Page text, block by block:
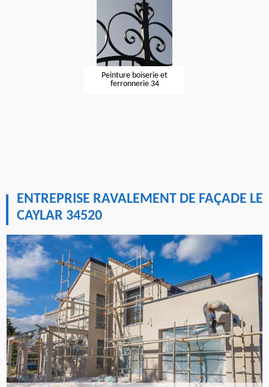
Peinture boiserie et
ferronnerie 34
ENTREPRISE RAVALEMENT DE FAÇADE LE
CAYLAR 34520